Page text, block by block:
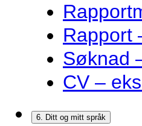
Rapport
Søknad
CV –
6. Ditt og mitt språk